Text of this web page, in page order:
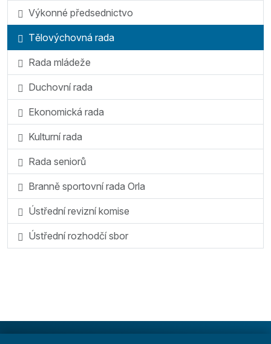
Výkonné předsednictvo
Tělovýchovná rada
Rada mládeže
Duchovní rada
Ekonomická rada
Kulturní rada
Rada seniorů
Branně sportovní rada Orla
Ústřední revizní komise
Ústřední rozhodčí sbor